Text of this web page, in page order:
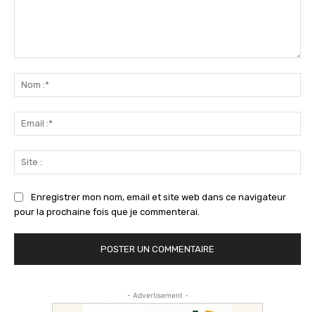
Enregistrer mon nom, email et site web dans ce navigateur
pour la prochaine fois que je commenterai.
- Advertisement -